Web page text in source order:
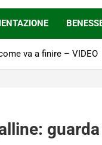
va a finire – VIDEO